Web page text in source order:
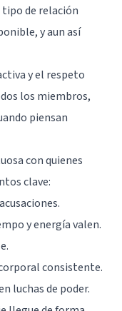
tipo de relación
y aun así
y el respeto
los miembros,
piensan
con quienes
clave:
y energía valen.
consistente.
luchas de poder.